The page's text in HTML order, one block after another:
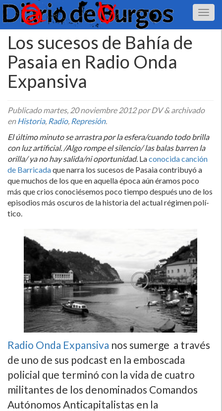
Los sucesos de Bahí­a de
Pasaia en Radio Onda
Expansiva
Publicadomartes, 20 noviembre 2012por DV&archivado
enHistoria, Radio, Represión.
El último minuto se arrastra por la esfera/cuando todo brilla
con luz artificial. /Algo rompe el silencio/ las balas barren la
orilla/ ya no hay salida/ni oportunidad. Laconocida canción
de Barricadaque narra los sucesos de Pasaia contribuyó a
que muchos de los que en aquella época aún éramos poco
más que crios conociésemos poco tiempo después uno de los
episodios más oscuros de la historia del actual régimen polí­
tico.
Radio Onda Expansiva nos sumerge a través
de uno de sus podcast en la emboscada
policial que terminó con la vida de cuatro
militantes de los denominados Comandos
Autónomos Anticapitalistas en la